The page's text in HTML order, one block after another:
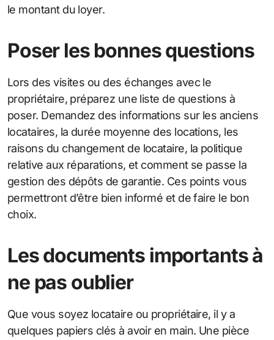
le montant du loyer.
Poser les bonnes questions
Lors des visites ou des échanges avec le
propriétaire, préparez une liste de questions à
poser. Demandez des informations sur les anciens
locataires, la durée moyenne des locations, les
raisons du changement de locataire, la politique
relative aux réparations, et comment se passe la
gestion des dépôts de garantie. Ces points vous
permettront d’être bien informé et de faire le bon
choix.
Les documents importants à
ne pas oublier
Que vous soyez locataire ou propriétaire, il y a
quelques papiers clés à avoir en main. Une pièce